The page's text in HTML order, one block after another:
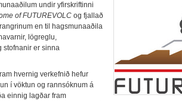
undir yfirskriftinni
of FUTUREVOLC og fjallað
en til hagsmunaaðila
lögreglu,
stofnanir er sinna
hvernig verkefnið hefur
í vöktun og rannsóknum á
einnig lagðar fram